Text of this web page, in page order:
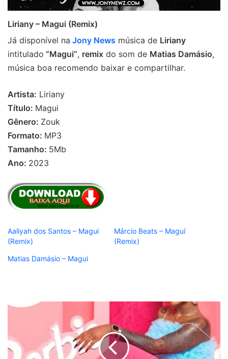
Liriany – Magui (Remix)
Já disponível na Jony News música de Liriany
intitulado “Magui”, remix do som de Matias Damásio,
música boa recomendo baixar e compartilhar.
Artista: Liriany
Título: Magui
Gênero: Zouk
Formato: MP3
Tamanho: 5Mb
Ano: 2023
Aaliyah dos Santos – Magui
(Remix)
Márcio Beats – Maguí
(Remix)
Matias Damásio – Magui
Flor
ft.
Yuppie